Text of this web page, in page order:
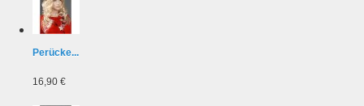
Perücke...
16,90 €